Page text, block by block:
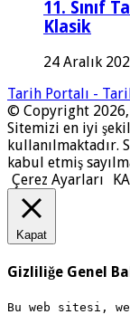
11. Sınıf
Klasik
24 Aralık
Tarih Portalı -
© Copyright 2026,
Sitemizi en iyi
kullanılmaktadır.
kabul etmiş
Çerez Ayarları
Kapat
Gizliliğe Genel
Bu web sitesi,